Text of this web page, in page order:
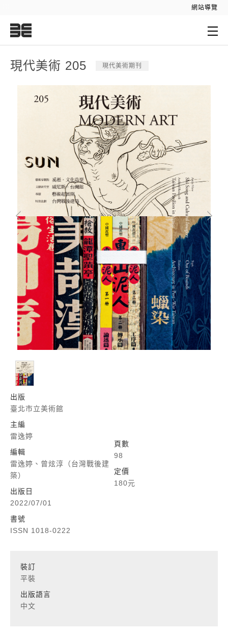
網站導覽
現代美術 205 現代美術期刊
出版
臺北市立美術館
主編
雷逸婷
編輯
雷逸婷、曾炫淳（台灣戰後建
築）
出版日
2022/07/01
書號
ISSN 1018-0222
頁數
98
定價
180元
裝訂
平裝
出版語言
中文